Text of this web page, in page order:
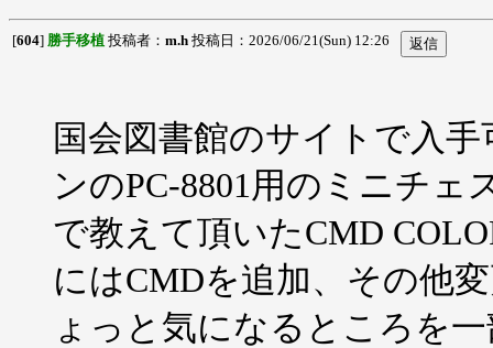
[604] 勝手移植 投稿者： m.h 投稿日：2026/06/21(Sun) 12:26
国会図書館のサイトで入
ンのPC-8801用のミニチ
で教えて頂いたCMD
にはCMDを追加、その他
ょっと気になるところを